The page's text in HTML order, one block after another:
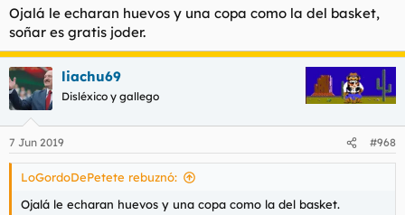
:
Ojalá le echaran huevos y una copa como la del basket,
soñar es gratis joder.
liachu69
Disléxico y gallego
7 Jun 2019 #968
LoGordoDePetete rebuznó:
Ojalá le echaran huevos y una copa como la del basket.